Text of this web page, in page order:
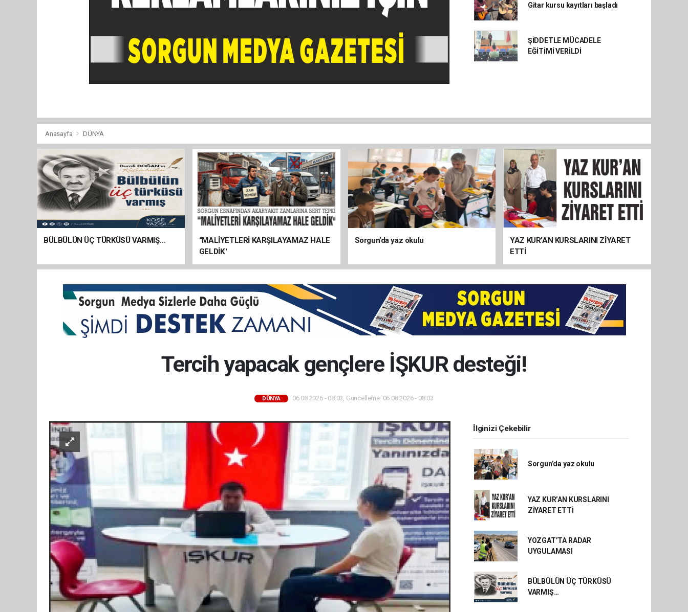
Gitar kursu kayıtları başladı
ŞİDDETLE MÜCADELE
EĞİTİMİ VERİLDİ
Anasayfa DÜNYA
BÜLBÜLÜN ÜÇ TÜRKÜSÜ VARMIŞ…
“MALİYETLERİ KARŞILAYAMAZ HALE
GELDİK"
Sorgun’da yaz okulu
YAZ KUR’AN KURSLARINI ZİYARET
ETTİ
Tercih yapacak gençlere İŞKUR desteği!
DÜNYA 06.08.2026 - 08:03, Güncelleme: 06.08.2026 - 08:03
İlginizi Çekebilir
Sorgun’da yaz okulu
YAZ KUR’AN KURSLARINI
ZİYARET ETTİ
YOZGAT’TA RADAR
UYGULAMASI
BÜLBÜLÜN ÜÇ TÜRKÜSÜ
VARMIŞ…